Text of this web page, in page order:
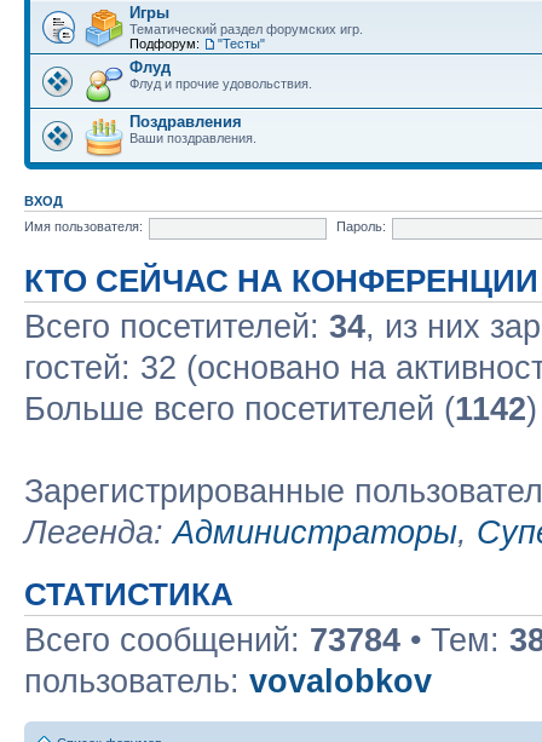
Игры
Тематический раздел форумских игр.
Подфорум:
"Тесты"
Флуд
Флуд и прочие удовольствия.
Поздравления
Ваши поздравления.
ВХОД
Имя пользователя:
Пароль:
КТО СЕЙЧАС НА КОНФЕРЕНЦИИ
Всего посетителей: 34, из них
гостей: 32 (основано на
Больше всего посетителей (1142
Зарегистрированные
Легенда:Администраторы,
СТАТИСТИКА
Всего сообщений: 73784 • Тем:
пользователь: vovalobkov